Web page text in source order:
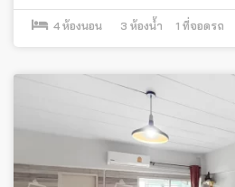
4 ห้องนอน 3 ห้องน้ำ 1 ที่จอดรถ